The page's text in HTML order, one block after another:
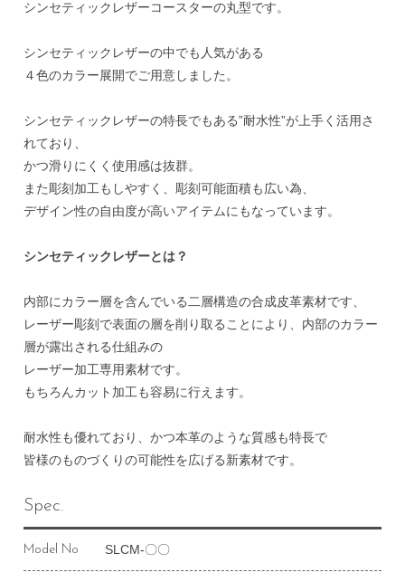
シンセティックレザーコースターの丸型です。
シンセティックレザーの中でも人気がある
４色のカラー展開でご用意しました。
シンセティックレザーの特長でもある”耐水性”が上手く活用さ
れており、
かつ滑りにくく使用感は抜群。
また彫刻加工もしやすく、彫刻可能面積も広い為、
デザイン性の自由度が高いアイテムにもなっています。
シンセティックレザーとは？
内部にカラー層を含んでいる二層構造の合成皮革素材です、
レーザー彫刻で表面の層を削り取ることにより、内部のカラー
層が露出される仕組みの
レーザー加工専用素材です。
もちろんカット加工も容易に行えます。
耐水性も優れており、かつ本革のような質感も特長で
皆様のものづくりの可能性を広げる新素材です。
Spec.
Model No SLCM-〇〇